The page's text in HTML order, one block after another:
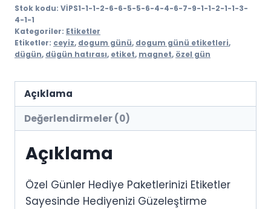
Stok kodu: VİPS1-1-1-2-6-6-5-5-6-4-4-6-7-9-1-1-2-1-1-3-
4-1-1
Kategoriler: Etiketler
Etiketler: ceyiz, dogum günü, dogum günü etiketleri,
dügün, dügün hatırası, etiket, magnet, özel gün
Açıklama
Değerlendirmeler (0)
Açıklama
Özel Günler Hediye Paketlerinizi Etiketler
Sayesinde Hediyenizi Güzeleştirme